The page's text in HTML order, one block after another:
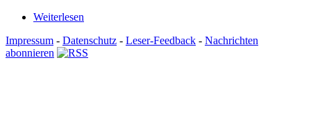
Weiterlesen
Impressum - Datenschutz - Leser-Feedback - Nachrichten
abonnieren